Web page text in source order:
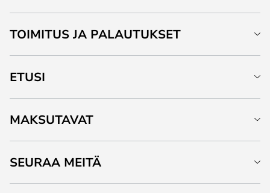
TOIMITUS JA PALAUTUKSET
ETUSI
MAKSUTAVAT
SEURAA MEITÄ